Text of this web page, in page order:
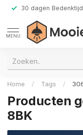
30 dagen Bedenktijd
MENU
Home / Tags /
Producten
8BK